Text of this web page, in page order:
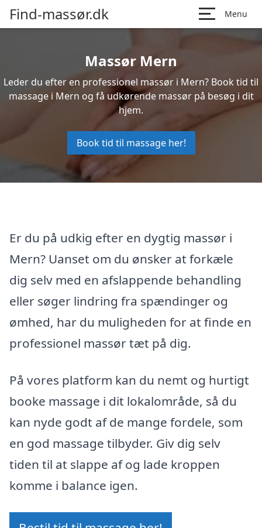
Find-massør.dk Menu
Massør Mern
Leder du efter en professionel massør i Mern? Book tid til
massage i Mern og få udkørende massør på besøg i dit
hjem.
Book tid til massage her!
Er du på udkig efter en dygtig massør i
Mern? Uanset om du ønsker at forkæle
dig selv med en afslappende behandling
eller søger lindring fra spændinger og
ømhed, har du muligheden for at finde en
professionel massør tæt på dig.
På vores platform kan du nemt og hurtigt
booke massage i dit lokalområde, så du
kan nyde godt af de mange fordele, som
en god massage tilbyder. Giv dig selv
tiden til at slappe af og lade kroppen
komme i balance igen.